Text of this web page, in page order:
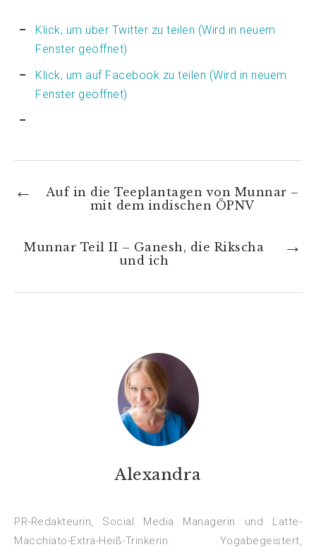
Klick, um über Twitter zu teilen (Wird in neuem
Fenster geöffnet)
Klick, um auf Facebook zu teilen (Wird in neuem
Fenster geöffnet)
Auf in die Teeplantagen von Munnar –
mit dem indischen ÖPNV
Munnar Teil II – Ganesh, die Rikscha
und ich
Alexandra
PR-Redakteurin, Social Media Managerin und Latte-
Macchiato-Extra-Heiß-Trinkerin. Yogabegeistert,